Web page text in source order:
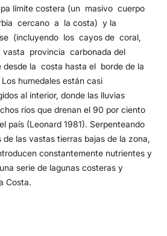
límite costera (un masivo cuerpo
cercano a la costa) y la
(incluyendo los cayos de coral,
provincia carbonada del
la costa hasta el borde de la
humedales están casi
al interior, donde las lluvias
ríos que drenan el 90 por ciento
país (Leonard 1981). Serpenteando
las vastas tierras bajas de la zona,
constantemente nutrientes y
serie de lagunas costeras y
Costa.